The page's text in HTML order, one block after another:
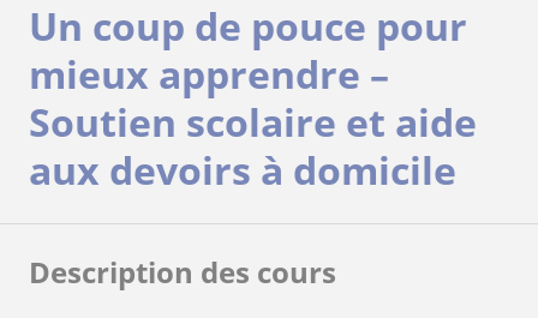
Un coup de pouce pour
mieux apprendre –
Soutien scolaire et aide
aux devoirs à domicile
Description des cours